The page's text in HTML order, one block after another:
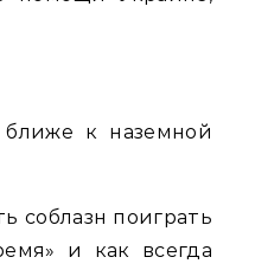
к наземной
соблазн поиграть
и как всегда